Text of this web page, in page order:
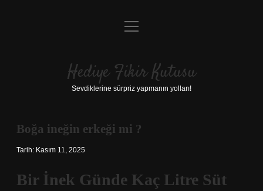
Anasayfa
Yasal Uyarı
menüyü
Hediye Fikir Kutusu
Sevdiklerine sürpriz yapmanın yolları!
Boğa ineğin erkeği mi ?
Tarih: Kasım 11, 2025
Bir İnek Günde Kaç Litre Süt